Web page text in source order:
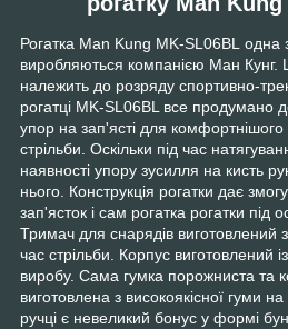
Рогатка Man Kung MK-SL06BL одна
виробляються компанією Ман Кунг.
належить до розряду спортивно-
рогатці MK-SL06BL все продумано
упор на зап'ясті для
стрільби. Оскільки під час
наявності упору зусилля на кисть
нього. Конструкція рогатки дає
зап'ясток і сам рогатка рогатки під
Тримач для снарядів виготовлений
час стрільби. Корпус виготовлений
виробу. Сама гумка порожниста та
виготовлена з високоякісної гуми
ручці є невеликий бонус у формі